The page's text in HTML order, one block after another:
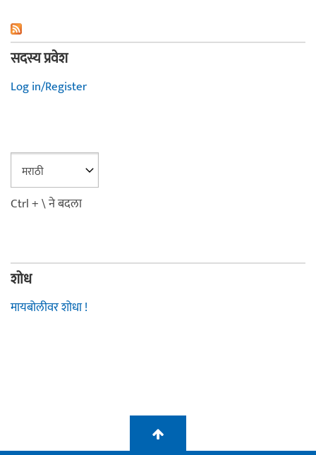
सदस्य प्रवेश
Log in/Register
Ctrl + \ ने बदला
शोध
मायबोलीवर शोधा !